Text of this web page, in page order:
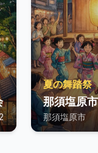
夏の舞踏祭
那須塩原
那須塩原市